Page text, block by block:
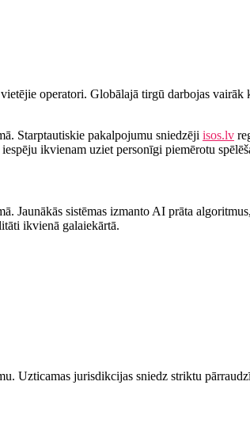
operatori. Globālajā tirgū darbojas
Starptautiskie pakalpojumu sniedzēji isos.lv
ikvienam uziet personīgi piemērotu
Jaunākās sistēmas izmanto AI prāta
ikvienā galaiekārtā.
Uzticamas jurisdikcijas sniedz striktu